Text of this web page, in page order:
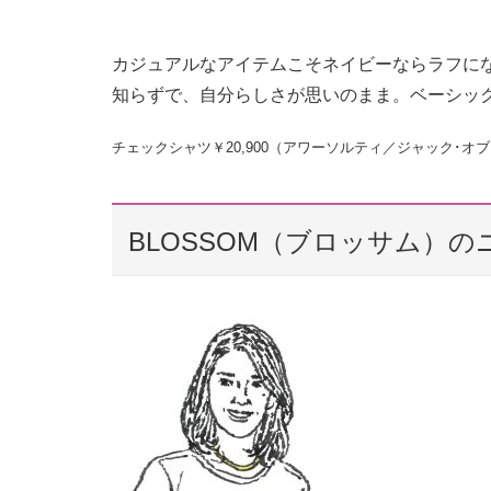
カジュアルなアイテムこそネイビーならラフ
知らずで、自分らしさが思いのまま。ベーシッ
チェックシャツ￥20,900（アワーソルティ／ジャック･オ
BLOSSOM（ブロッサム）の